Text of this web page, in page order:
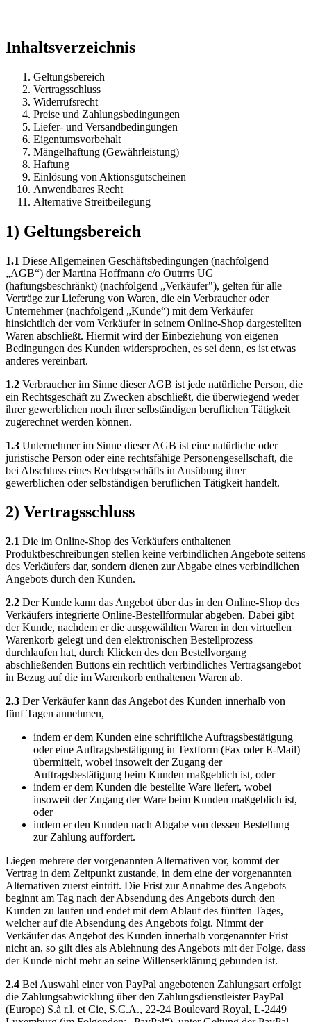
Inhaltsverzeichnis
Geltungsbereich
Vertragsschluss
Widerrufsrecht
Preise und Zahlungsbedingungen
Liefer- und Versandbedingungen
Eigentumsvorbehalt
Mängelhaftung (Gewährleistung)
Haftung
Einlösung von Aktionsgutscheinen
Anwendbares Recht
Alternative Streitbeilegung
1) Geltungsbereich
1.1 Diese Allgemeinen Geschäftsbedingungen (nachfolgend
„AGB“) der Martina Hoffmann c/o Outrrrs UG
(haftungsbeschränkt) (nachfolgend „Verkäufer"), gelten für alle
Verträge zur Lieferung von Waren, die ein Verbraucher oder
Unternehmer (nachfolgend „Kunde“) mit dem Verkäufer
hinsichtlich der vom Verkäufer in seinem Online-Shop dargestellten
Waren abschließt. Hiermit wird der Einbeziehung von eigenen
Bedingungen des Kunden widersprochen, es sei denn, es ist etwas
anderes vereinbart.
1.2 Verbraucher im Sinne dieser AGB ist jede natürliche Person, die
ein Rechtsgeschäft zu Zwecken abschließt, die überwiegend weder
ihrer gewerblichen noch ihrer selbständigen beruflichen Tätigkeit
zugerechnet werden können.
1.3 Unternehmer im Sinne dieser AGB ist eine natürliche oder
juristische Person oder eine rechtsfähige Personengesellschaft, die
bei Abschluss eines Rechtsgeschäfts in Ausübung ihrer
gewerblichen oder selbständigen beruflichen Tätigkeit handelt.
2) Vertragsschluss
2.1 Die im Online-Shop des Verkäufers enthaltenen
Produktbeschreibungen stellen keine verbindlichen Angebote seitens
des Verkäufers dar, sondern dienen zur Abgabe eines verbindlichen
Angebots durch den Kunden.
2.2 Der Kunde kann das Angebot über das in den Online-Shop des
Verkäufers integrierte Online-Bestellformular abgeben. Dabei gibt
der Kunde, nachdem er die ausgewählten Waren in den virtuellen
Warenkorb gelegt und den elektronischen Bestellprozess
durchlaufen hat, durch Klicken des den Bestellvorgang
abschließenden Buttons ein rechtlich verbindliches Vertragsangebot
in Bezug auf die im Warenkorb enthaltenen Waren ab.
2.3 Der Verkäufer kann das Angebot des Kunden innerhalb von
fünf Tagen annehmen,
indem er dem Kunden eine schriftliche Auftragsbestätigung
oder eine Auftragsbestätigung in Textform (Fax oder E-Mail)
übermittelt, wobei insoweit der Zugang der
Auftragsbestätigung beim Kunden maßgeblich ist, oder
indem er dem Kunden die bestellte Ware liefert, wobei
insoweit der Zugang der Ware beim Kunden maßgeblich ist,
oder
indem er den Kunden nach Abgabe von dessen Bestellung
zur Zahlung auffordert.
Liegen mehrere der vorgenannten Alternativen vor, kommt der
Vertrag in dem Zeitpunkt zustande, in dem eine der vorgenannten
Alternativen zuerst eintritt. Die Frist zur Annahme des Angebots
beginnt am Tag nach der Absendung des Angebots durch den
Kunden zu laufen und endet mit dem Ablauf des fünften Tages,
welcher auf die Absendung des Angebots folgt. Nimmt der
Verkäufer das Angebot des Kunden innerhalb vorgenannter Frist
nicht an, so gilt dies als Ablehnung des Angebots mit der Folge, dass
der Kunde nicht mehr an seine Willenserklärung gebunden ist.
2.4 Bei Auswahl einer von PayPal angebotenen Zahlungsart erfolgt
die Zahlungsabwicklung über den Zahlungsdienstleister PayPal
(Europe) S.à r.l. et Cie, S.C.A., 22-24 Boulevard Royal, L-2449